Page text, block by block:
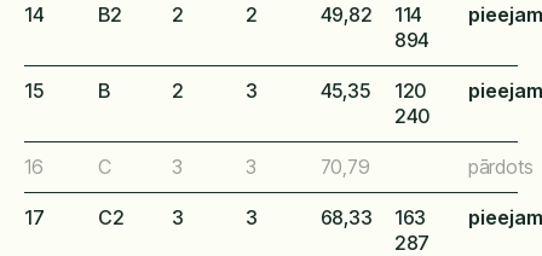
14 B2 2 2 49,82
114
894
15 B 2 3 45,35
120
240
16 C 3 3 70,79 pārdots
17 C2 3 3 68,33
163
287